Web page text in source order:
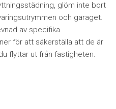
glöm inte bort
och garaget.
av specifika
för att säkerställa att de är
flyttar ut från fastigheten.